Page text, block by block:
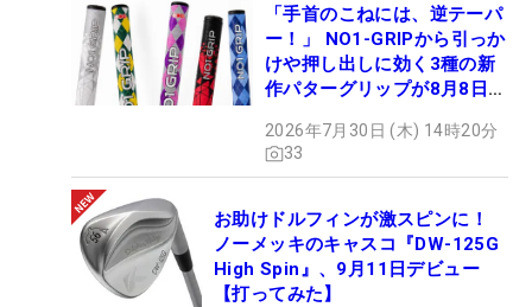
「手首のこねには、逆テーパ
ー！」 NO1-GRIPから引っか
けや押し出しに効く3種の新
作パターグリップが8月8日デ
2026年7月30日 (木) 14時20分
33
お助けドルフィンが激スピンに！
ノーメッキのキャスコ『DW-125G
High Spin』、9月11日デビュー
【打ってみた】